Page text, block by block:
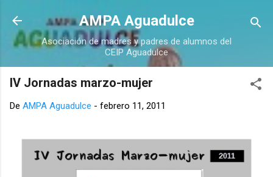
Ir al contenido principal
AMPA Aguadulce
Asociación de madres y padres de alumnos del
CEIP Aguadulce
IV Jornadas marzo-mujer
De AMPA Aguadulce - febrero 11, 2011